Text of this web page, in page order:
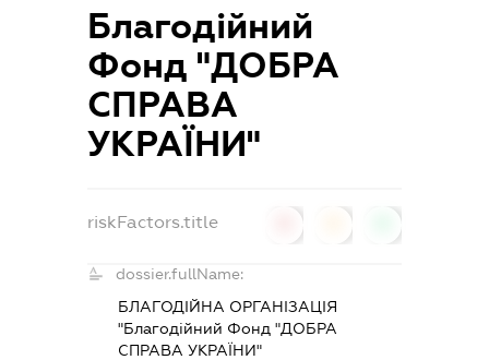
Благодійний
Фонд "ДОБРА
СПРАВА
УКРАЇНИ"
riskFactors.title
dossier.fullName:
БЛАГОДІЙНА ОРГАНІЗАЦІЯ
"Благодійний Фонд "ДОБРА
СПРАВА УКРАЇНИ"